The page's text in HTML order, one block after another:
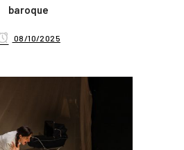
baroque
08/10/2025